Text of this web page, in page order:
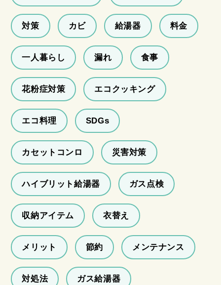
対策 カビ 給湯器 料金
一人暮らし 漏れ 食事
花粉症対策 エコクッキング
エコ料理 SDGs
カセットコンロ 災害対策
ハイブリット給湯器 ガス点検
収納アイテム 衣替え
メリット 節約 メンテナンス
対処法 ガス給湯器